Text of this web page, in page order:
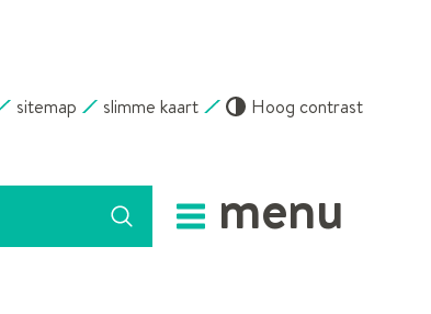
sitemap slimme kaart Hoog contrast
Zoeken menu